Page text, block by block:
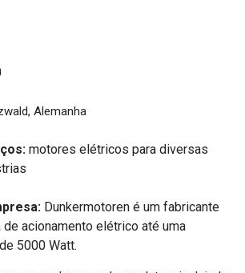
Alemanha
motores elétricos para diversas
Dunkermotoren é um fabricante
acionamento elétrico até uma
5000 Watt.